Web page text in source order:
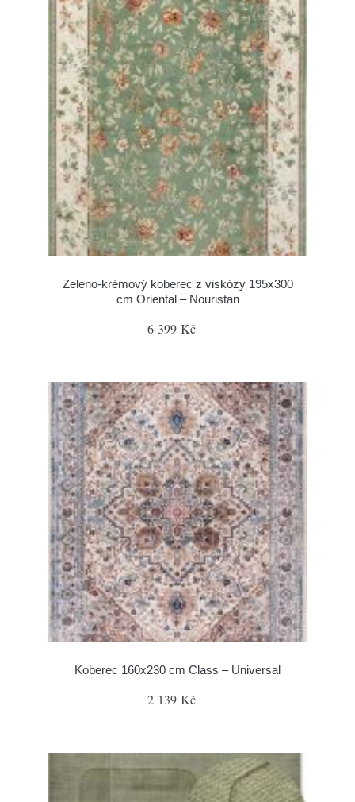
Zeleno-krémový koberec z viskózy 195x300
cm Oriental – Nouristan
6 399 Kč
Koberec 160x230 cm Class – Universal
2 139 Kč